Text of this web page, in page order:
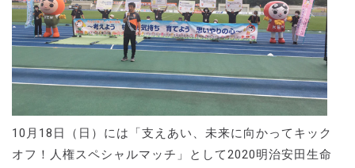
10月18日（日）には「支えあい、未来に向かってキック
オフ！人権スペシャルマッチ」として2020明治安田生命